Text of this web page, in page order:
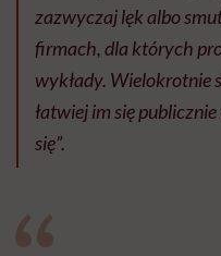
zazwyczaj lęk albo
firmach, dla których
wykłady. Wielokrotnie
łatwiej im się
się”.